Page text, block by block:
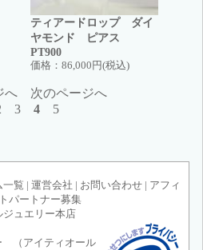
ティアードロップ ダイ
ヤモンド ピアス
PT900
価格： 86,000円(税込)
へ
次のページへ
3 4 5
一覧 | 運営会社 | お問い合わせ| アフィ
パートナー募集
ジュエリー本店
（アイティオール